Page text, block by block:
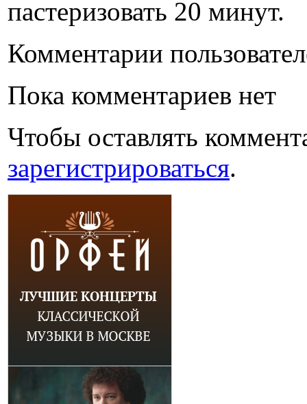
пастеризовать 20 минут.
Комментарии
Пока комментариев нет
Чтобы оставлять
зарегистрироваться.